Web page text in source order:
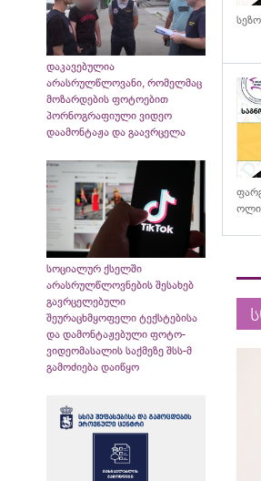
დაკავებულია
არასრულწლოვანი, რომელმაც
მოზარდების ფოტოებით
პორნოგრაფიული ვიდეო
დაამონტაჟა და გაავრცელა
სოციალურ ქსელში
არასრულწლოვნების შესახებ
გავრცელებული
შეურაცხმყოფელი ტექსტებისა
და დამონტაჟებული ფოტო-
ვიდეომასალის საქმეზე შსს-მ
გამოძიება დაიწყო